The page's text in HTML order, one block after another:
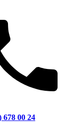
678 00 24